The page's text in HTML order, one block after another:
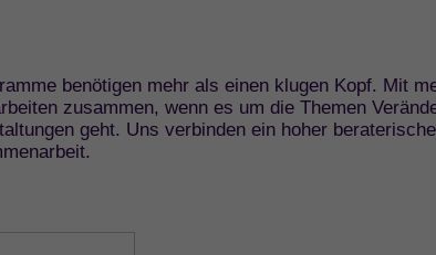
benötigen mehr als einen klugen Kopf. Mit
zusammen, wenn es um die Themen
geht. Uns verbinden ein hoher